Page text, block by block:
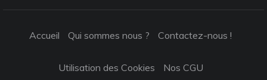
Accueil Qui sommes nous ? Contactez-nous !
Utilisation des Cookies Nos CGU